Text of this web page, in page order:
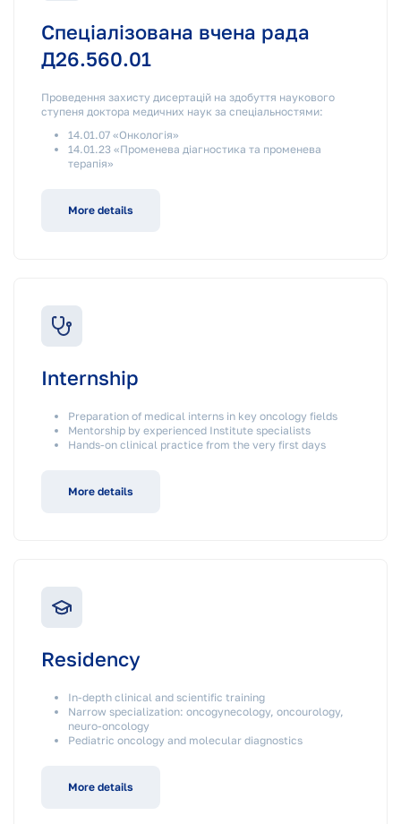
Спеціалізована вчена рада
Д26.560.01
Проведення захисту дисертацій на здобуття наукового
ступеня доктора медичних наук за спеціальностями:
14.01.07 «Онкологія»
14.01.23 «Променева діагностика та променева
терапія»
More details
Internship
Preparation of medical interns in key oncology fields
Mentorship by experienced Institute specialists
Hands-on clinical practice from the very first days
More details
Residency
In-depth clinical and scientific training
Narrow specialization: oncogynecology, oncourology,
neuro-oncology
Pediatric oncology and molecular diagnostics
More details